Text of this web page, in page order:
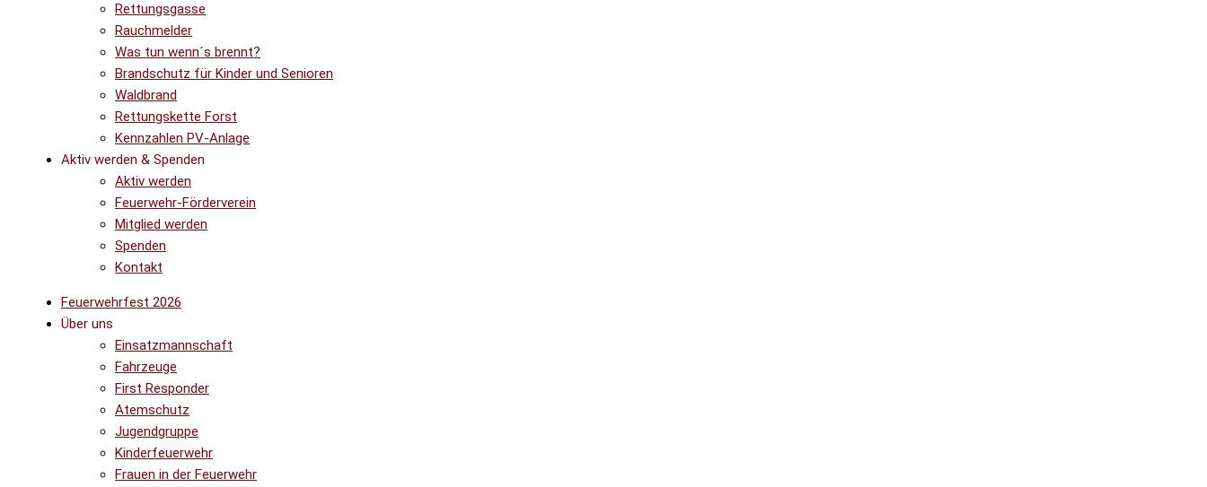
Rettungsgasse
Rauchmelder
Was tun wenn´s brennt?
Brandschutz für Kinder und Senioren
Waldbrand
Rettungskette Forst
Kennzahlen PV-Anlage
Aktiv werden & Spenden
Aktiv werden
Feuerwehr-Förderverein
Mitglied werden
Spenden
Kontakt
Feuerwehrfest 2026
Über uns
Einsatzmannschaft
Fahrzeuge
First Responder
Atemschutz
Jugendgruppe
Kinderfeuerwehr
Frauen in der Feuerwehr